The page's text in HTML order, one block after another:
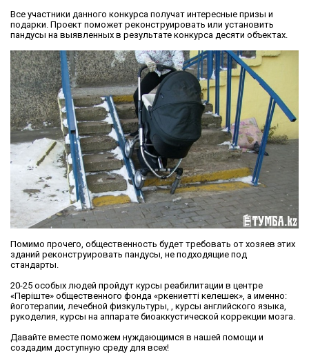
Все участники данного конкурса получат интересные призы и
подарки. Проект поможет реконструировать или установить
пандусы на выявленных в результате конкурса десяти объектах.
Помимо прочего, общественность будет требовать от хозяев этих
зданий реконструировать пандусы, не подходящие под
стандарты.
20-25 особых людей пройдут курсы реабилитации в центре
«Періште» общественного фонда «Өркениетті келешек», а именно:
йоготерапии, лечебной физкультуры, , курсы английского языка,
рукоделия, курсы на аппарате биоаккустической коррекции мозга.
Давайте вместе поможем нуждающимся в нашей помощи и
создадим доступную среду для всех!